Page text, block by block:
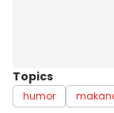
Topics
humor